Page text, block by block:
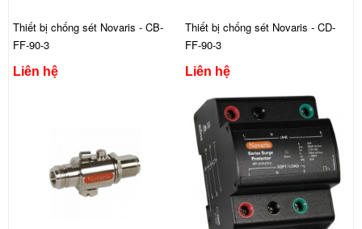
Thiết bị chống sét Novaris - CB-
FF-90-3
Liên hệ
Thiết bị chống sét Novaris - CD-
FF-90-3
Liên hệ